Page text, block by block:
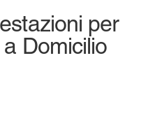
per
a Domicilio